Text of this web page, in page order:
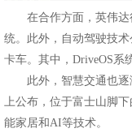
在合作方面，英伟达行
统。此外，自动驾驶技
卡车。其中，DriveOS系
此外，智慧交通也逐渐
上公布，位于富士山脚
能家居和AI等技术。